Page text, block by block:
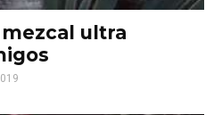
ultra